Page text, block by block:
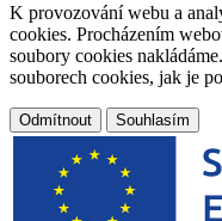
K provozování webu a
cookies. Procházením
soubory cookies
souborech cookies, jak je
Odmítnout Souhlasím